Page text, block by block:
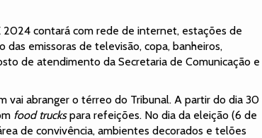
contará com rede de internet, estações de
emissoras de televisão, copa, banheiros,
de atendimento da Secretaria de Comunicação e
vai abranger o térreo do Tribunal. A partir do dia 30
food truckspara refeições. No dia da eleição (6 de
de convivência, ambientes decorados e telões